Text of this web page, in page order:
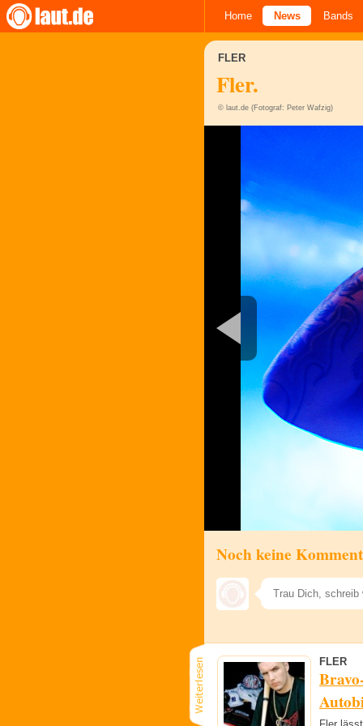
Home News Bands
FLER
Fler.
© laut.de (Fotograf: Peter Wafzig)
Noch keine
FLER